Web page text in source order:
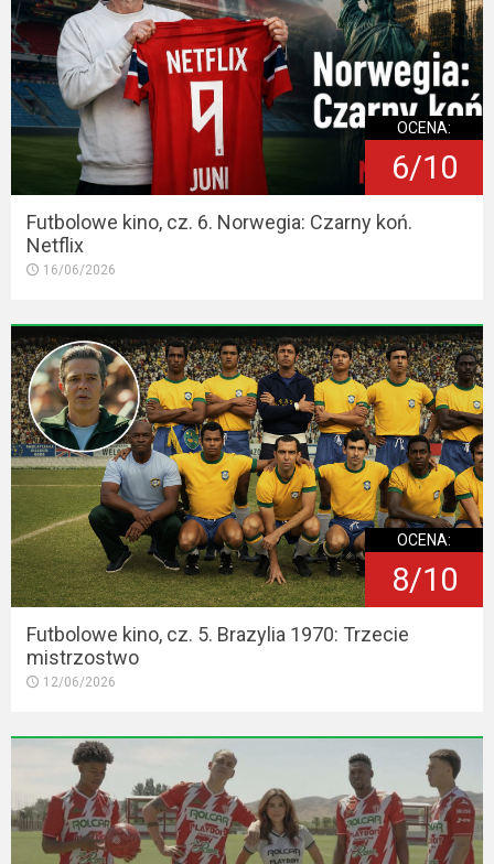
2023
2022
2021
2020
2019
2018
2017
2015
2014
OCENA:
6/10
Futbolowe kino, cz. 6. Norwegia: Czarny koń.
Netflix
16/06/2026
OCENA:
8/10
Futbolowe kino, cz. 5. Brazylia 1970: Trzecie
mistrzostwo
12/06/2026